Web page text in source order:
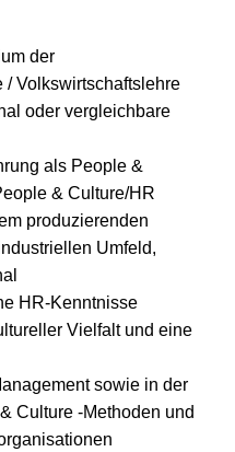
der
/ Volkswirtschaftslehre
oder vergleichbare
als People &
& Culture/HR
produzierenden
Umfeld,
HR-Kenntnisse
Vielfalt und eine
sowie in der
Culture -Methoden und